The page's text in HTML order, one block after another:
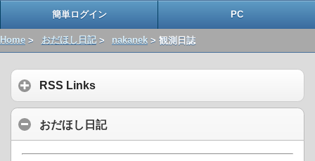
簡単ログイン PC
Home > おだほし日記> nakanek > 観測日誌
RSS Links
おだほし日記